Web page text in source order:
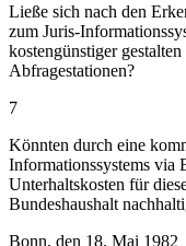
Ließe sich nach den
zum Juris-
kostengünstiger
Abfragestationen?
7
Könnten durch eine
Informationssystems via
Unterhaltskosten für
Bundeshaushalt
Bonn, den 18. Mai 1982